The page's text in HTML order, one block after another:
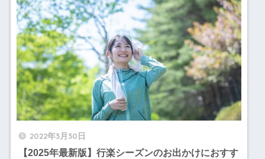
2022年3月30日
【2025年最新版】行楽シーズンのお出かけにおすす